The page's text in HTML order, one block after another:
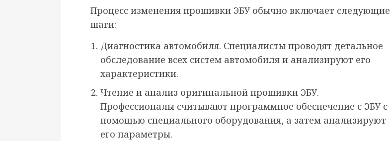
Процесс изменения прошивки ЭБУ обычно включает следующие
шаги:
Диагностика автомобиля. Специалисты проводят детальное
обследование всех систем автомобиля и анализируют его
характеристики.
Чтение и анализ оригинальной прошивки ЭБУ.
Профессионалы считывают программное обеспечение с ЭБУ с
помощью специального оборудования, а затем анализируют
его параметры.